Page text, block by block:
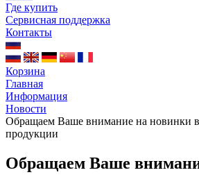
Где купить
Сервисная поддержка
Контакты
Корзина
Главная
Информация
Новости
Обращаем Ваше внимание на новинки в
продукции
Обращаем Ваше